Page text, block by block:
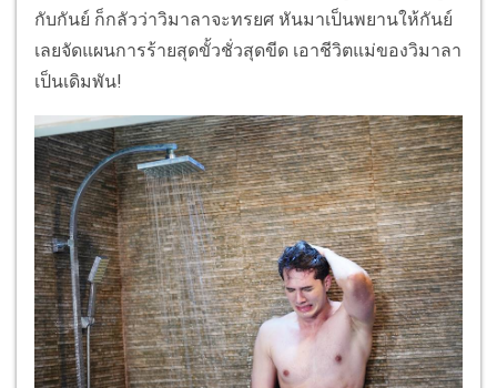
กับกันย์ ก็กลัวว่าวิมาลาจะทรยศ หันมาเป็นพยานให้กันย์
เลยจัดแผนการร้ายสุดขั้วชั่วสุดขีด เอาชีวิตแม่ของวิมาลา
เป็นเดิมพัน!